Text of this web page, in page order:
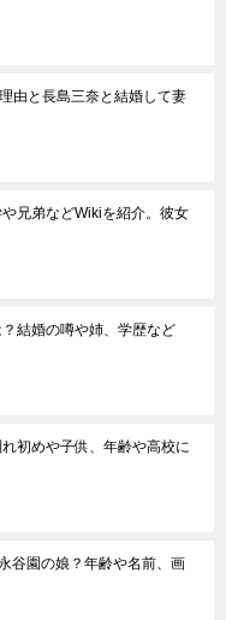
由と長島三奈と結婚して妻
兄弟などWikiを紹介。彼女
結婚の噂や姉、学歴など
初めや子供、年齢や高校に
谷園の娘？年齢や名前、画